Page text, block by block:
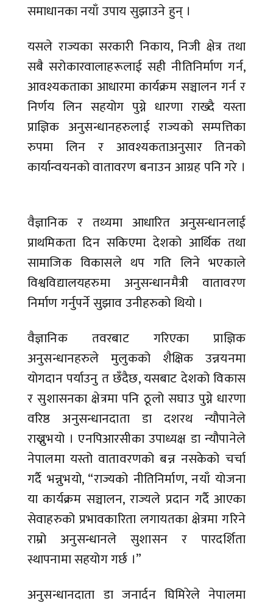
समाधानका नयाँ उपाय सुझाउने हुन् ।
यसले राज्यका सरकारी निकाय, निजी क्षेत्र तथा
सबै सरोकारवालाहरूलाई सही नीतिनिर्माण गर्न,
आवश्यकताका आधारमा कार्यक्रम सञ्चालन गर्न र
निर्णय लिन सहयोग पुग्ने धारणा राख्दै यस्ता
प्राज्ञिक अनुसन्धानहरुलाई राज्यको सम्पत्तिका
रुपमा लिन र आवश्यकताअनुसार तिनको
कार्यान्वयनको वातावरण बनाउन आग्रह पनि गरे ।
वैज्ञानिक र तथ्यमा आधारित अनुसन्धानलाई
प्राथमिकता दिन सकिएमा देशको आर्थिक तथा
सामाजिक विकासले थप गति लिने भएकाले
विश्वविद्यालयहरुमा अनुसन्धानमैत्री वातावरण
निर्माण गर्नुपर्ने सुझाव उनीहरुको थियो ।
वैज्ञानिक तवरबाट गरिएका प्राज्ञिक
अनुसन्धानहरुले मुलुकको शैक्षिक उन्नयनमा
योगदान पर्याउनु त छँदैछ, यसबाट देशको विकास
र सुशासनका क्षेत्रमा पनि ठूलो सघाउ पुग्ने धारणा
वरिष्ठ अनुसन्धानदाता डा दशरथ न्यौपानेले
राख्नुभयो । एनपिआरसीका उपाध्यक्ष डा न्यौपानेले
नेपालमा यस्तो वातावरणको बन्न नसकेको चर्चा
गर्दै भन्नुभयो, “राज्यको नीतिनिर्माण, नयाँ योजना
या कार्यक्रम सञ्चालन, राज्यले प्रदान गर्दै आएका
सेवाहरुको प्रभावकारिता लगायतका क्षेत्रमा गरिने
राम्रो अनुसन्धानले सुशासन र पारदर्शिता
स्थापनामा सहयोग गर्छ ।”
अनुसन्धानदाता डा जनार्दन घिमिरेले नेपालमा